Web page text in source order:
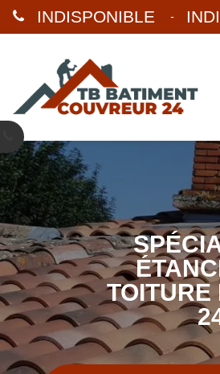
INDISPONIBLE -
TOITURE